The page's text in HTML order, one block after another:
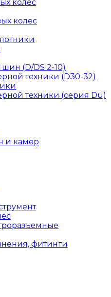
колес
колес
(D/DS 2-10)
техники (D30-32)
техники (серия Du)
и камер
фитинги